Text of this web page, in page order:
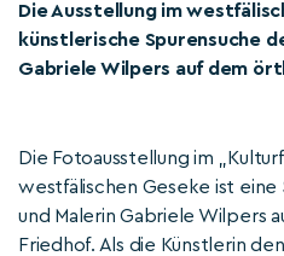
Die Ausstellung im
künstlerische Spurensuche
Gabriele Wilpers auf dem
Die Fotoausstellung im
westfälischen Geseke ist eine
und Malerin Gabriele Wilpers
Friedhof. Als die Künstlerin